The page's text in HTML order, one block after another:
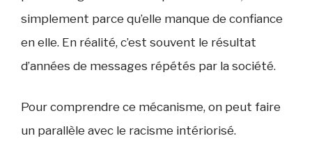
simplement parce qu’elle manque de confiance
en elle. En réalité, c’est souvent le résultat
d’années de messages répétés par la société.
Pour comprendre ce mécanisme, on peut faire
un parallèle avec le racisme intériorisé.